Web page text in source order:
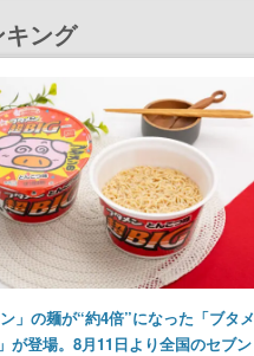
キング
ン」の麺が“約4倍”になった「ブタメ
が登場。8月11日より全国のセブン